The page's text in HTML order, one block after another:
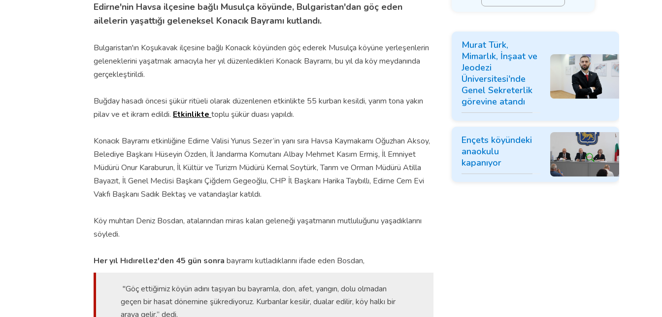
Edirne'nin Havsa ilçesine bağlı Musulça köyünde, Bulgaristan'dan göç eden
ailelerin yaşattığı geleneksel Konacık Bayramı kutlandı.
Bulgaristan'ın Koşukavak ilçesine bağlı Konacık köyünden göç ederek Musulça köyüne yerleşenlerin
geleneklerini yaşatmak amacıyla her yıl düzenledikleri Konacık Bayramı, bu yıl da köy meydanında
gerçekleştirildi.
Buğday hasadı öncesi şükür ritüeli olarak düzenlenen etkinlikte 55 kurban kesildi, yarım tona yakın
pilav ve et ikram edildi. Etkinlikte toplu şükür duası yapıldı.
Konacık Bayramı etkinliğine Edirne Valisi Yunus Sezer’in yanı sıra Havsa Kaymakamı Oğuzhan Aksoy,
Belediye Başkanı Hüseyin Özden, İl Jandarma Komutanı Albay Mehmet Kasım Ermiş, İl Emniyet
Müdürü Onur Karaburun, İl Kültür ve Turizm Müdürü Kemal Soytürk, Tarım ve Orman Müdürü Atilla
Bayazıt, İl Genel Meclisi Başkanı Çiğdem Gegeoğlu, CHP İl Başkanı Harika Taybıllı, Edirne Cem Evi
Vakfı Başkanı Sadık Bektaş ve vatandaşlar katıldı.
Köy muhtarı Deniz Bosdan, atalarından miras kalan geleneği yaşatmanın mutluluğunu yaşadıklarını
söyledi.
Her yıl Hıdırellez'den 45 gün sonra bayramı kutladıklarını ifade eden Bosdan,
"Göç ettiğimiz köyün adını taşıyan bu bayramla, don, afet, yangın, dolu olmadan
geçen bir hasat dönemine şükrediyoruz. Kurbanlar kesilir, dualar edilir, köy halkı bir
araya gelir.” dedi.
Murat Türk,
Mimarlık, İnşaat ve
Jeodezi
Üniversitesi'nde
Genel Sekreterlik
görevine atandı
Ençets köyündeki
anaokulu
kapanıyor